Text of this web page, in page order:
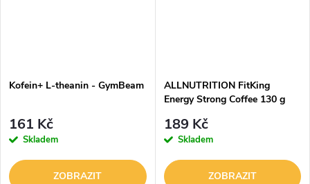
Kofein+ L-theanin - GymBeam
161 Kč
Skladem
ZOBRAZIT
ALLNUTRITION FitKing
Energy Strong Coffee 130 g
189 Kč
Skladem
ZOBRAZIT